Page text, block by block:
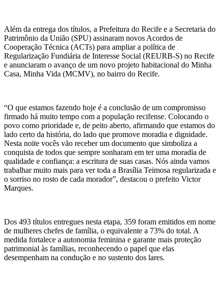
Além da entrega dos títulos, a Prefeitura do Recife e a Secretaria do
Patrimônio da União (SPU) assinaram novos Acordos de
Cooperação Técnica (ACTs) para ampliar a política de
Regularização Fundiária de Interesse Social (REURB-S) no Recife
e anunciaram o avanço de um novo projeto habitacional do Minha
Casa, Minha Vida (MCMV), no bairro do Recife.
“O que estamos fazendo hoje é a conclusão de um compromisso
firmado há muito tempo com a população recifense. Colocando o
povo como prioridade e, de peito aberto, afirmando que estamos do
lado certo da história, do lado que promove moradia e dignidade.
Nesta noite vocês vão receber um documento que simboliza a
conquista de todos que sempre sonharam em ter uma moradia de
qualidade e confiança: a escritura de suas casas. Nós ainda vamos
trabalhar muito mais para ver toda a Brasília Teimosa regularizada e
o sorriso no rosto de cada morador”, destacou o prefeito Victor
Marques.
Dos 493 títulos entregues nesta etapa, 359 foram emitidos em nome
de mulheres chefes de família, o equivalente a 73% do total. A
medida fortalece a autonomia feminina e garante mais proteção
patrimonial às famílias, reconhecendo o papel que elas
desempenham na condução e no sustento dos lares.